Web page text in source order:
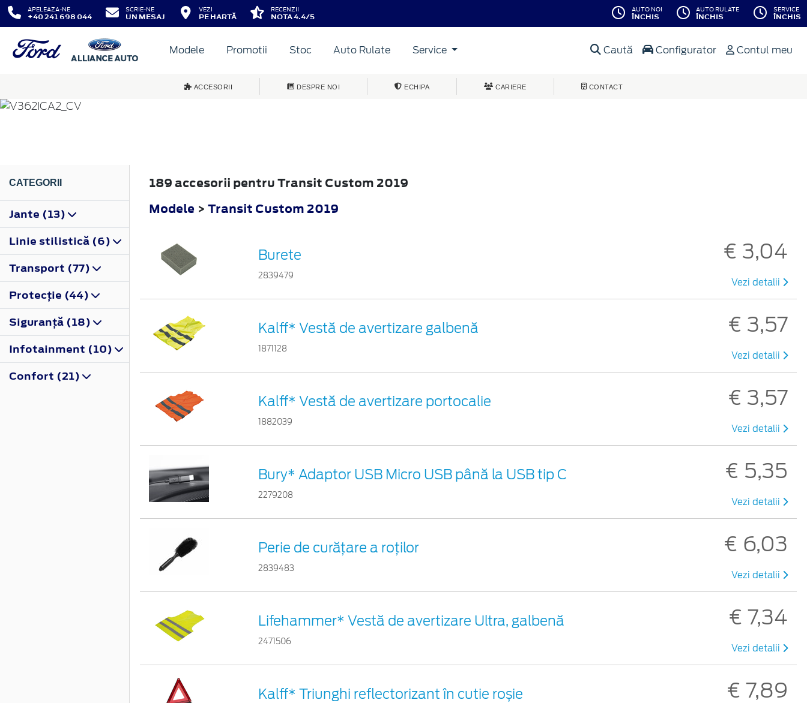
APELEAZA-NE
+40 241 698 044
SCRIE-NE
UN MESAJ
VEZI
PE HARTĂ
RECENZII
NOTA 4.4/5
AUTO NOI
ÎNCHIS
AUTO RULATE
ÎNCHIS
SERVICE
ÎNCHIS
Modele Promotii Stoc Auto Rulate Service Caută Configurator Contul meu
ACCESORII DESPRE NOI ECHIPA CARIERE CONTACT
TRANSIT CUSTOM
CATEGORII
Jante (13)
Linie stilistică (6)
Transport (77)
Protecţie (44)
Siguranţă (18)
Infotainment (10)
Confort (21)
189 accesorii pentru Transit Custom 2019
Modele > Transit Custom 2019
Burete
2839479
€ 3,04
Vezi detalii
Kalff* Vestă de avertizare galbenă
1871128
€ 3,57
Vezi detalii
Kalff* Vestă de avertizare portocalie
1882039
€ 3,57
Vezi detalii
Bury* Adaptor USB Micro USB până la USB tip C
2279208
€ 5,35
Vezi detalii
Perie de curățare a roților
2839483
€ 6,03
Vezi detalii
Lifehammer* Vestă de avertizare Ultra, galbenă
2471506
€ 7,34
Vezi detalii
Kalff* Triunghi reflectorizant în cutie roșie € 7,89